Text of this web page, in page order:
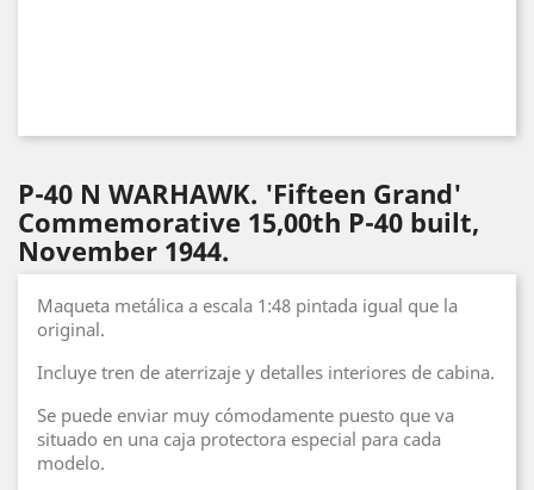
P-40 N WARHAWK. 'Fifteen Grand'
Commemorative 15,00th P-40 built,
November 1944.
Maqueta metálica a escala 1:48 pintada igual que la
original.
Incluye tren de aterrizaje y detalles interiores de cabina.
Se puede enviar muy cómodamente puesto que va
situado en una caja protectora especial para cada
modelo.